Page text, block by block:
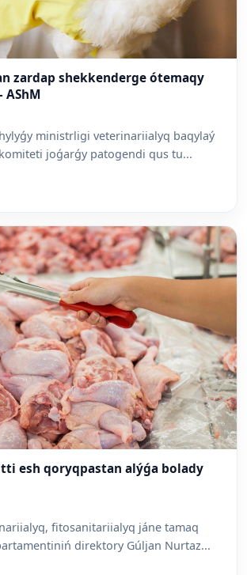
zardap shekkenderge ótemaqy
ministrligi veterinariialyq baqylaý
joǵarǵy patogendi qus tu...
esh qoryqpastan alýǵa bolady
fitosanitariialyq jáne tamaq
direktory Gúljan Nurtaz...